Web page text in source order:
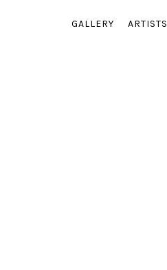
GALLERY ARTISTS